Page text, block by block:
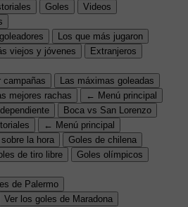
Goles
Videos
Los que más jugaron
viejos y jóvenes
Extranjeros
campañas
Las máximas goleadas
mejores rachas
← Menú principal
Boca vs San Lorenzo
← Menú principal
la hora
Goles de chilena
de tiro libre
Goles olímpicos
de Palermo
Ver los goles de Maradona